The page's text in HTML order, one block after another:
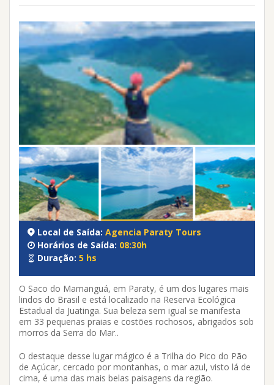
Local de Saída: Agencia Paraty Tours
Horários de Saída: 08:30h
Duração: 5 hs
O Saco do Mamanguá, em Paraty, é um dos lugares mais
lindos do Brasil e está localizado na Reserva Ecológica
Estadual da Juatinga. Sua beleza sem igual se manifesta
em 33 pequenas praias e costões rochosos, abrigados sob
morros da Serra do Mar..
O destaque desse lugar mágico é a Trilha do Pico do Pão
de Açúcar, cercado por montanhas, o mar azul, visto lá de
cima, é uma das mais belas paisagens da região.